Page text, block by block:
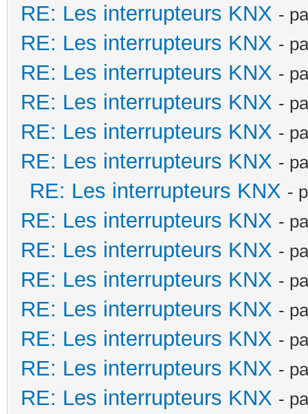
RE: Les interrupteurs KNX -
RE: Les interrupteurs KNX -
RE: Les interrupteurs KNX -
RE: Les interrupteurs KNX -
RE: Les interrupteurs KNX -
RE: Les interrupteurs KNX -
RE: Les interrupteurs KNX -
RE: Les interrupteurs KNX -
RE: Les interrupteurs KNX -
RE: Les interrupteurs KNX -
RE: Les interrupteurs KNX -
RE: Les interrupteurs KNX -
RE: Les interrupteurs KNX -
RE: Les interrupteurs KNX -